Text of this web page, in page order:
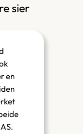
sier
en